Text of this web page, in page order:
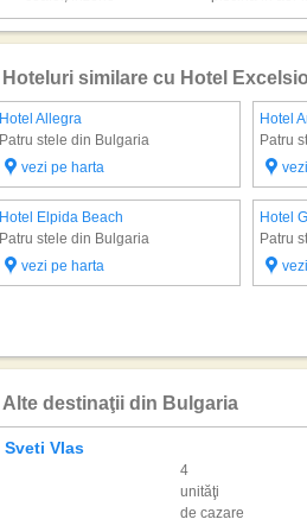
DESCRIEREA CONCEPTULUI ALL
Mic dejun bufet 07:30-10:00, pranz bufet
Piscina pentru adulti si o piscina mica
gratuite
Jacuzzi langa piscina
Club pentru copii 4 si 12 ani, loc de joaca
cina
Animatie cu program de zi si seara 5 zile/
prealabila)
Contra cost: minibar la cerere, transfer de la
functie de disponibilitate 20 BGN/zi
Hoteluri similare cu Hotel
Hotel Allegra
Patru stele din Bulgaria
vezi pe harta
Hotel
Patru
Hotel Elpida Beach
Patru stele din Bulgaria
vezi pe harta
Hotel
Patru
Alte destinaţii din Bulgaria
Sveti Vlas
4
unităţi
de cazare